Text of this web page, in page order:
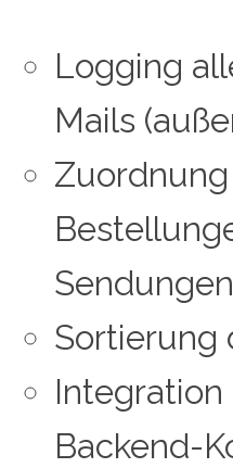
Logging
Mails
Sortierung
Backend-